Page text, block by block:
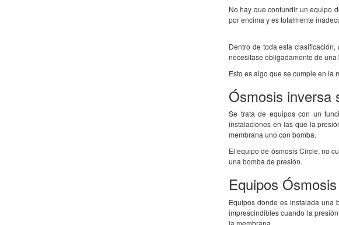
No hay que confundir un equipo
por encima y es totalmente
Dentro de toda esta clasificación,
necesitase obligadamente de
Esto es algo que se cumple en la
Ósmosis inversa
Se trata de equipos con un
instalaciones en las que la
membrana uno con bomba.
El equipo de ósmosis Circle, no
una bomba de presión.
Equipos
Equipos donde es instalada una
imprescindibles cuando la
la membrana.